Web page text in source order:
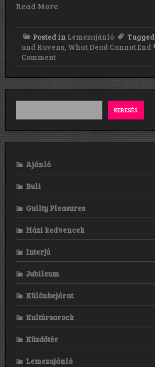
Read More
Posted in Lemezajánló Tagged
and Ravens, What Dead Cannot End
Commenton
Bells
What
Dead
End
KERESÉS
Ajánló
Buli
Guilty Pleasures
Házi kedvencek
Interjú
Jubileum
Különbejárat
Kultúrsarock
Küzdőtér
Lemezajánló